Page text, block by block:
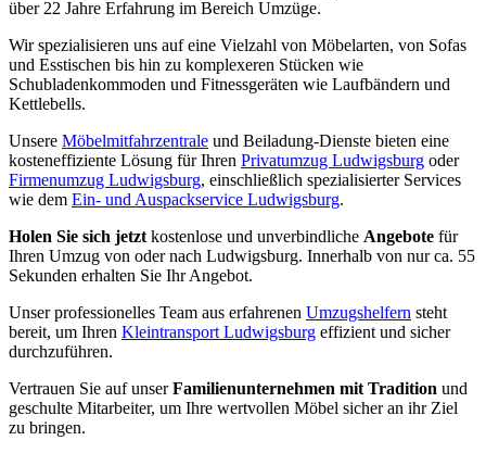
über 22 Jahre Erfahrung im Bereich Umzüge.
Wir spezialisieren uns auf eine Vielzahl von Möbelarten, von Sofas
und Esstischen bis hin zu komplexeren Stücken wie
Schubladenkommoden und Fitnessgeräten wie Laufbändern und
Kettlebells.
Unsere Möbelmitfahrzentrale und Beiladung-Dienste bieten eine
kosteneffiziente Lösung für Ihren Privatumzug Ludwigsburg oder
Firmenumzug Ludwigsburg, einschließlich spezialisierter Services
wie dem Ein- und Auspackservice Ludwigsburg.
Holen Sie sich jetzt kostenlose und unverbindliche Angebote für
Ihren Umzug von oder nach Ludwigsburg. Innerhalb von nur ca. 55
Sekunden erhalten Sie Ihr Angebot.
Unser professionelles Team aus erfahrenen Umzugshelfern steht
bereit, um Ihren Kleintransport Ludwigsburg effizient und sicher
durchzuführen.
Vertrauen Sie auf unserFamilienunternehmen mit Tradition und
geschulte Mitarbeiter, um Ihre wertvollen Möbel sicher an ihr Ziel
zu bringen.